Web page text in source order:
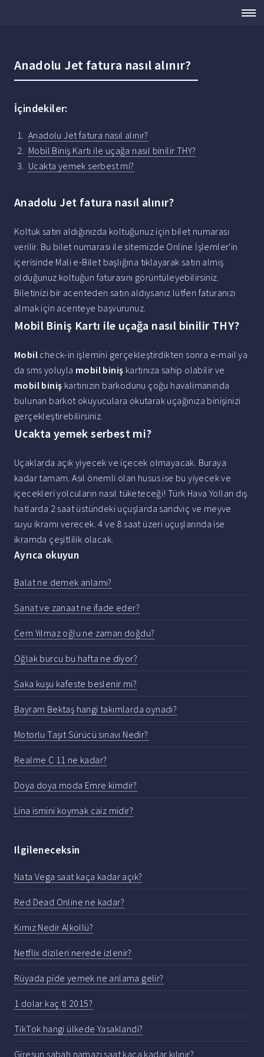
Anadolu Jet fatura nasıl alınır?
İçindekiler:
Anadolu Jet fatura nasıl alınır?
Mobil Biniş Kartı ile uçağa nasıl binilir THY?
Ucakta yemek serbest mi?
Anadolu Jet fatura nasıl alınır?
Koltuk satın aldığınızda koltuğunuz için bilet numarası
verilir. Bu bilet numarası ile sitemizde Online İşlemler'in
içerisinde Mali e-Bilet başlığına tıklayarak satın almış
olduğunuz koltuğun faturasını görüntüleyebilirsiniz.
Biletinizi bir acenteden satın aldıysanız lütfen faturanızı
almak için acenteye başvurunuz.
Mobil Biniş Kartı ile uçağa nasıl binilir THY?
Mobil check-in işlemini gerçekleştirdikten sonra e-mail ya
da sms yoluyla mobil biniş kartınıza sahip olabilir ve
mobil biniş kartınızın barkodunu çoğu havalimanında
bulunan barkot okuyuculara okutarak uçağınıza binişinizi
gerçekleştirebilirsiniz.
Ucakta yemek serbest mi?
Uçaklarda açık yiyecek ve içecek olmayacak. Buraya
kadar tamam. Asıl önemli olan husus ise bu yiyecek ve
içecekleri yolcuların nasıl tüketeceği! Türk Hava Yolları dış
hatlarda 2 saat üstündeki uçuşlarda sandviç ve meyve
suyu ikramı verecek. 4 ve 8 saat üzeri uçuşlarında ise
ikramda çeşitlilik olacak.
Ayrıca okuyun
Balat ne demek anlamı?
Sanat ve zanaat ne ifade eder?
Cem Yılmaz oğlu ne zaman doğdu?
Oğlak burcu bu hafta ne diyor?
Saka kuşu kafeste beslenir mi?
Bayram Bektaş hangi takımlarda oynadı?
Motorlu Taşıt Sürücü sınavı Nedir?
Realme C 11 ne kadar?
Doya doya moda Emre kimdir?
Lina ismini koymak caiz midir?
Ilgileneceksin
Nata Vega saat kaça kadar açık?
Red Dead Online ne kadar?
Kımız Nedir Alkollü?
Netflix dizileri nerede izlenir?
Rüyada pide yemek ne anlama gelir?
1 dolar kaç tl 2015?
TikTok hangi ülkede Yasaklandi?
Giresun sabah namazı saat kaça kadar kılınır?